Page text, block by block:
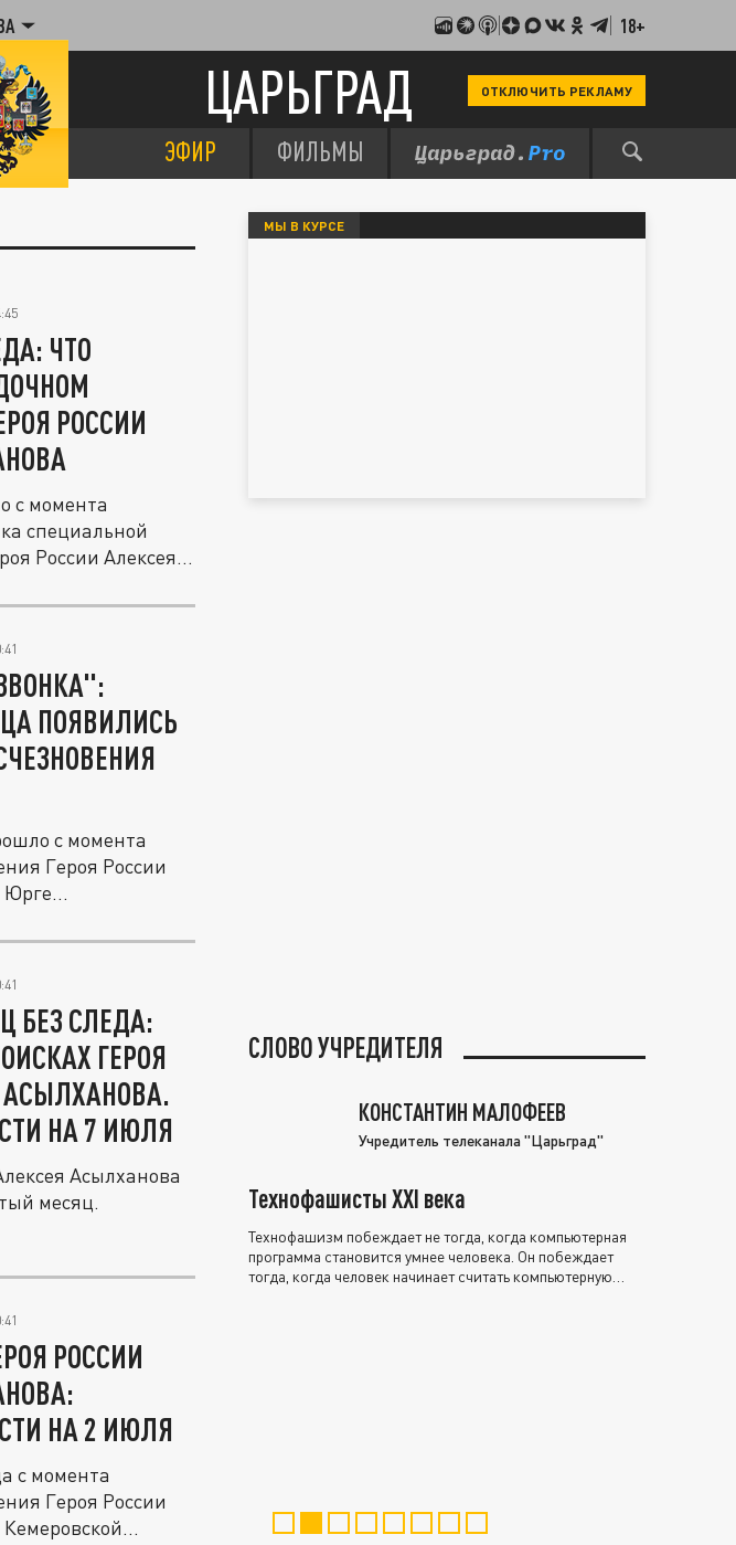
18+
ЦАРЬГРАД ОТКЛЮЧИТЬ РЕКЛАМУ
ЭФИР ФИЛЬМЫ
ЧТО
РОССИИ
с момента
специальной
России Алексея...
ПОЯВИЛИСЬ
с момента
Героя России
Юрге...
БЕЗ СЛЕДА:
ГЕРОЯ
НА 7 ИЮЛЯ
Асылханова
месяц.
РОССИИ
НА 2 ИЮЛЯ
с момента
Героя России
МЫ В КУРСЕ
СЛОВО УЧРЕДИТЕЛЯ
КОНСТАНТИН МАЛОФЕЕВ
Учредитель телеканала "Царьград"
Технофашисты XXI века
Технофашизм побеждает не тогда, когда компьютерная
программа становится умнее человека. Он побеждает
тогда, когда человек начинает считать компьютерную